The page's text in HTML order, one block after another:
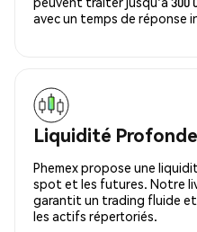
avec un temps de réponse
Liquidité Profonde
Phemex propose une
spot et les futures. Notre
garantit un trading fluide
les actifs répertoriés.